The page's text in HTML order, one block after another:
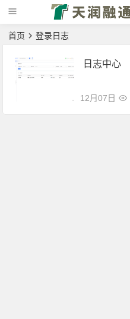
首页 登录日志
日志中心
12月07日